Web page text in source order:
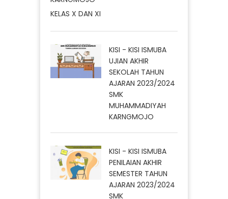
KISI - KISI ISMUBA
UJIAN AKHIR
SEKOLAH TAHUN
AJARAN 2023/2024
SMK
MUHAMMADIYAH
KARNGMOJO
KISI - KISI ISMUBA
PENILAIAN AKHIR
SEMESTER TAHUN
AJARAN 2023/2024
SMK